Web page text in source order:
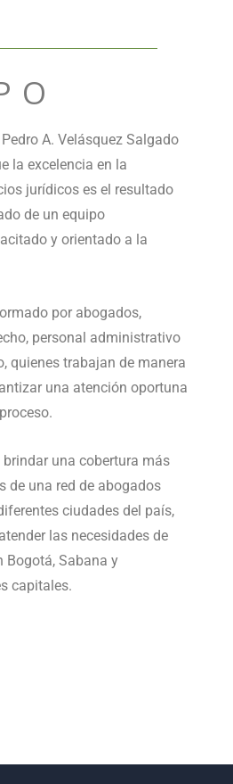
A. Velásquez Salgado
la excelencia en la
jurídicos es el resultado
de un equipo
y orientado a la
por abogados,
personal administrativo
quienes trabajan de manera
una atención oportuna
una cobertura más
de una red de abogados
ciudades del país,
las necesidades de
Bogotá, Sabana y
capitales.